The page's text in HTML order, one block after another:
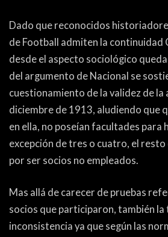
Dado que reconocidos
de Football admiten la continuidad
desde el aspecto sociológico
del argumento de Nacional se
cuestionamiento de la validez de la
diciembre de 1913, aludiendo que
en ella, no poseían facultades para
excepción de tres o cuatro, el resto
por ser socios no empleados.
Mas allá de carecer de pruebas
socios que participaron, también
inconsistencia ya que según las